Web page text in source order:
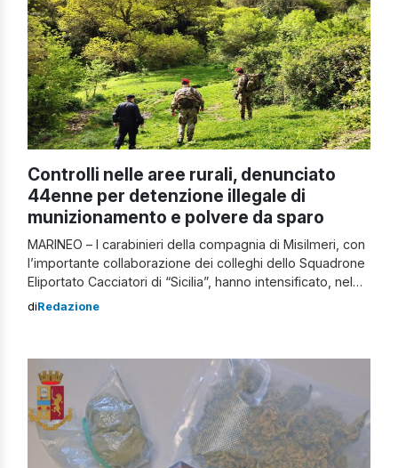
Controlli nelle aree rurali, denunciato
44enne per detenzione illegale di
munizionamento e polvere da sparo
MARINEO – I carabinieri della compagnia di Misilmeri, con
l’importante collaborazione dei colleghi dello Squadrone
Eliportato Cacciatori di “Sicilia”, hanno intensificato, nel
periodo a cavallo fra le festività, i controlli finalizzati alla
perquisizioni in aziende, terreni […]
diRedazione